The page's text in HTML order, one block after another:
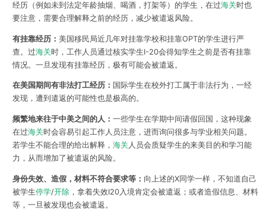
经历（例如未到法定年龄抽烟、喝酒，打架等）的学生，在过海关时也
要注意，需要合理解释之前的经历，减少被遣返风险。
有挂靠经历： 美国移民局近几年对挂靠学校和挂靠OPT的学生进行严
查。过海关时，工作人员通过核实学生I-20会得知学生之前是否有挂靠
情况。一旦发现有挂靠经历，极有可能会被遣返。
在美国期间有非法打工经历： 国际学生在校外打工属于非法行为，一经
发现，遭到遣返的可能性也是极高的。
频繁地来往于中美之间的人： 一些学生在学期中间请假回国，这种现象
在过海关时会容易引起工作人员注意，进而询问很多与学业相关问题。
若学生不能合理的给出解释， 海关人员会质疑学生的来美目的和学习能
力，从而增加了被遣返的风险。
身份失效、造假，材料不符合要求等： 向上述的X同学一样，不知道自己
被学生停学/开除，拿着失效I20入境肯定会被遣返；或者造假信息、材料
等，一旦被发现也会被遣返。